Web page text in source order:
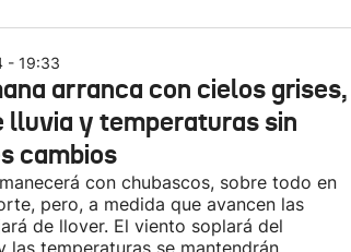
- 19:33
arranca con cielos grises,
lluvia y temperaturas sin
cambios
con chubascos, sobre todo en
pero, a medida que avancen las
de llover. El viento soplará del
las temperaturas se mantendrán